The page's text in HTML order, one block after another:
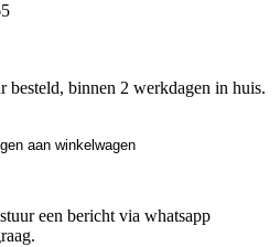
besteld, binnen 2 werkdagen in huis.
aan winkelwagen
een bericht via whatsapp